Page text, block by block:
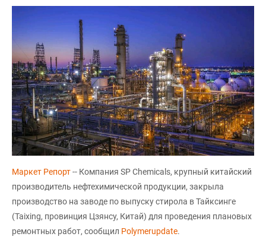
Маркет Репорт-- Компания SP Chemicals, крупный китайский
производитель нефтехимической продукции, закрыла
производство на заводе по выпуску стирола в Тайксинге
(Taixing, провинция Цзянсу, Китай) для проведения плановых
ремонтных работ, сообщил Polymerupdate.